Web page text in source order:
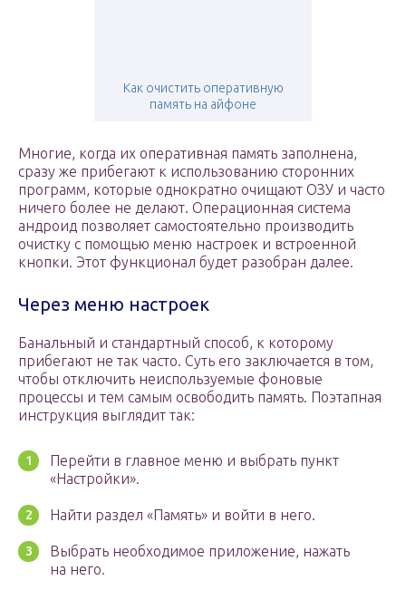
Как очистить оперативную
память на айфоне
Многие, когда их оперативная память заполнена,
сразу же прибегают к использованию сторонних
программ, которые однократно очищают ОЗУ и часто
ничего более не делают. Операционная система
андроид позволяет самостоятельно производить
очистку с помощью меню настроек и встроенной
кнопки. Этот функционал будет разобран далее.
Через меню настроек
Банальный и стандартный способ, к которому
прибегают не так часто. Суть его заключается в том,
чтобы отключить неиспользуемые фоновые
процессы и тем самым освободить память. Поэтапная
инструкция выглядит так:
Перейти в главное меню и выбрать пункт
«Настройки».
Найти раздел «Память» и войти в него.
Выбрать необходимое приложение, нажать
на него.